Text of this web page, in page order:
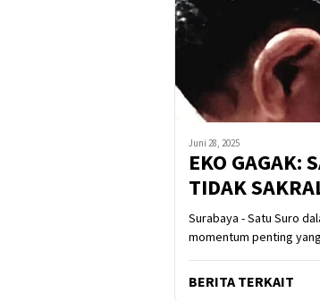
Juni 28, 2025
EKO GAGAK:
TIDAK
Surabaya - Satu Suro
momentum penting yang
BERITA TERKAIT